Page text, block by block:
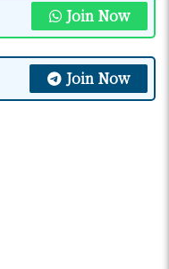
Join Now
Join Now